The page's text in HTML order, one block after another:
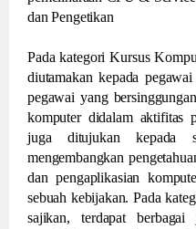
dan Pengetikan
Pada kategori Kursus
diutamakan kepada
pegawai yang
komputer didalam aktifitas
juga ditujukan kepada
mengembangkan
dan pengaplikasian
sebuah kebijakan. Pada
sajikan, terdapat